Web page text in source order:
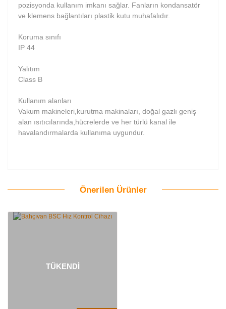
pozisyonda kullanım imkanı sağlar. Fanların kondansatör
ve klemens bağlantıları plastik kutu muhafalıdır.
Koruma sınıfı
IP 44
Yalıtım
Class B
Kullanım alanları
Vakum makineleri,kurutma makinaları, doğal gazlı geniş
alan ısıtıcılarında,hücrelerde ve her türlü kanal ile
havalandırmalarda kullanıma uygundur.
Önerilen Ürünler
TÜKENDİ